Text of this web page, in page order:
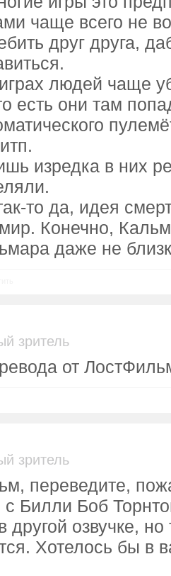
чаще всего не
друг друга,
людей чаще
есть они там
изредка в них
то да, идея
Конечно,
даже не
зритель
от
зритель
переведите,
Билли Боб
другой озвучке, но
Хотелось бы в